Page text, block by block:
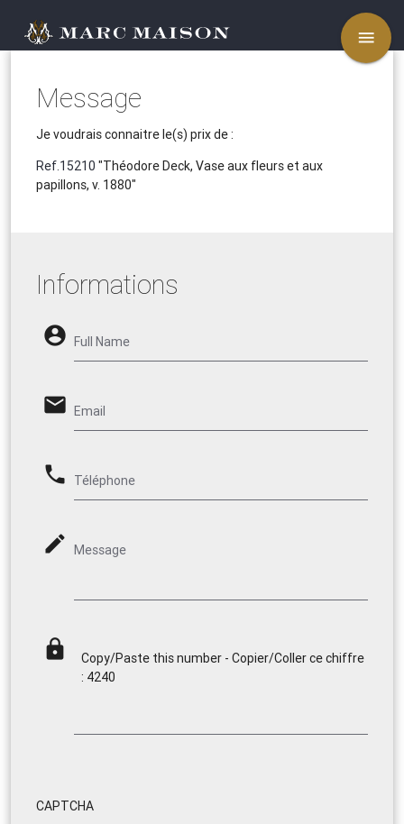
menu
Message
Je voudrais connaitre le(s) prix de :
Ref.15210 "Théodore Deck, Vase aux fleurs et aux
papillons, v. 1880"
Informations
account_circle Full Name
email Email
phone Téléphone
mode_edit Message
lock
Copy/Paste this number - Copier/Coller ce chiffre
: 4240
CAPTCHA